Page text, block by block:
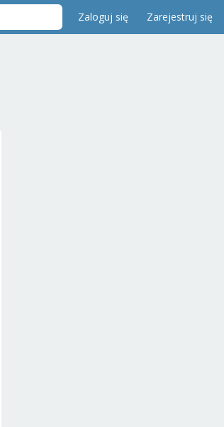
Zaloguj się Zarejestruj się